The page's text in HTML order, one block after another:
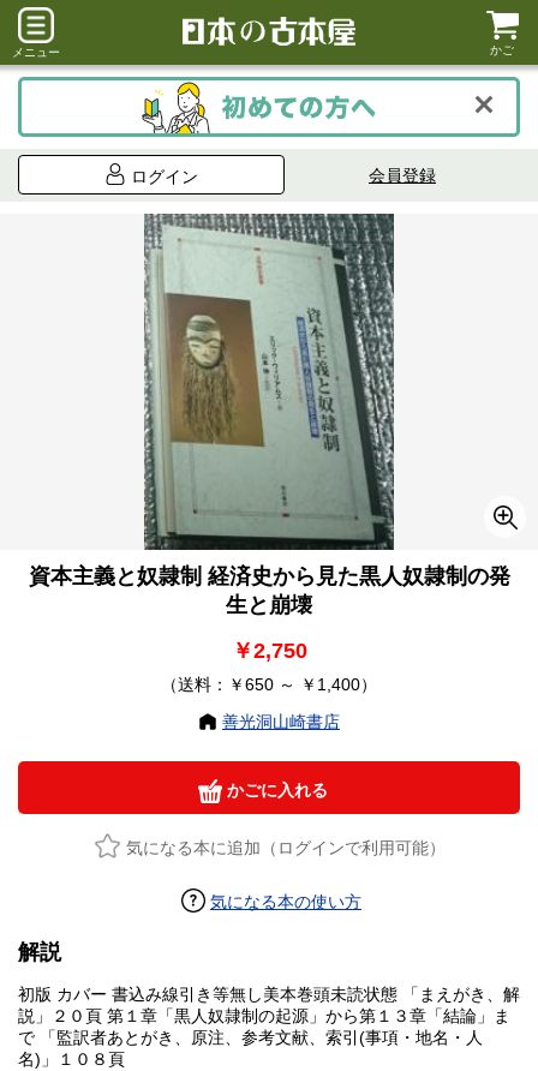
メニュー かご
ログイン 会員登録
資本主義と奴隷制 経済史から見た黒人奴隷制の発
生と崩壊
￥2,750
（送料：￥650 ～ ￥1,400）
善光洞山崎書店
かごに入れる
気になる本に追加（ログインで利用可能）
気になる本の使い方
解説
初版 カバー 書込み線引き等無し美本巻頭未読状態 「まえがき、解
説」２０頁 第１章「黒人奴隷制の起源」から第１３章「結論」ま
で 「監訳者あとがき、原注、参考文献、索引(事項・地名・人
名)」１０８頁